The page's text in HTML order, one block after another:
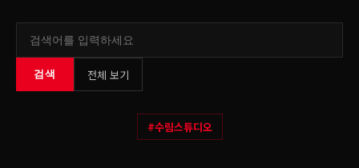
검색 전체 보기
#수림스튜디오